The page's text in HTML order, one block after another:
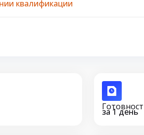
квалификации
за 1 день